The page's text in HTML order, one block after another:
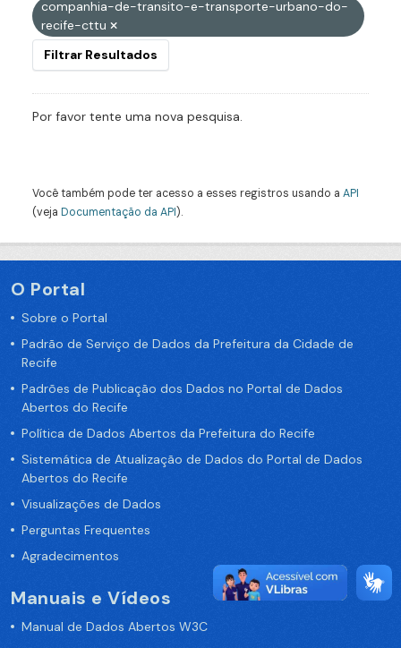
companhia-de-transito-e-transporte-urbano-do-
recife-cttu
Filtrar Resultados
Por favor tente uma nova pesquisa.
Você também pode ter acesso a esses registros usando a API
(veja Documentação da API).
O Portal
Sobre o Portal
Padrão de Serviço de Dados da Prefeitura da Cidade de
Recife
Padrões de Publicação dos Dados no Portal de Dados
Abertos do Recife
Política de Dados Abertos da Prefeitura do Recife
Sistemática de Atualização de Dados do Portal de Dados
Abertos do Recife
Visualizações de Dados
Perguntas Frequentes
Agradecimentos
Manuais e Vídeos
Manual de Dados Abertos W3C